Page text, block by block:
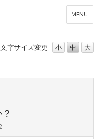
メ
ニ
ー
MENU
文字サイズ変更 小 中 大